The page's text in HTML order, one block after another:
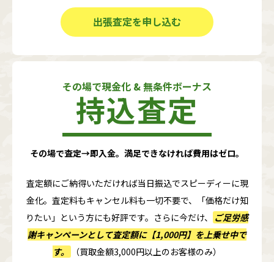
出張査定を申し込む
その場で現金化 & 無条件ボーナス
持込査定
その場で査定→即入金。満足できなければ費用はゼロ。
査定額にご納得いただければ当日振込でスピーディーに現
金化。査定料もキャンセル料も一切不要で、「価格だけ知
りたい」という方にも好評です。さらに今だけ、
ご足労感
謝キャンペーンとして査定額に【1,000円】 を上乗せ中で
す。
（買取金額3,000円以上のお客様のみ）